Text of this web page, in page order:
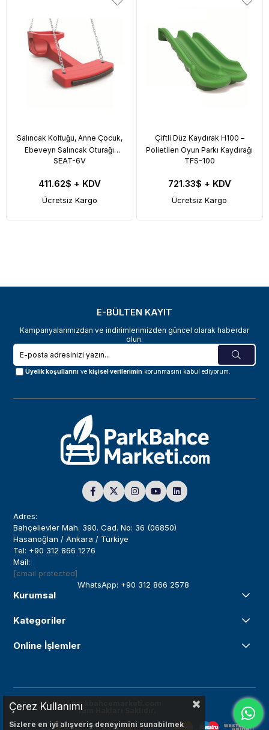
Salıncak Koltuğu, Anne Çocuk,
Ebeveyn Salıncak Oturağı
Zincirli
SEAT-6V
411.62$ + KDV
Ücretsiz Kargo
Çiftli Düz Kaydırak H100 –
Polietilen Oyun Parkı Kaydırağı
TFS-100
721.33$ + KDV
Ücretsiz Kargo
E-BÜLTEN KAYIT
Kampanyalarımızdan ve indirimlerimizden güncel olarak haberdar
olun.
Üyelik koşullarını vekişisel verilerimin korunmasını kabul ediyorum.
Adres:
Bahçelievler Mah. 390. Cad. No: 36 (06850)
Hasanoğlan / Ankara / Türkiye
Tel: +90 312 866 1276
Mail:
[email protected]
WhatsApp: +90 312 866 2578
Kurumsal
Kategoriler
Online İşlemler
© 2024parkbahcemarketi.com
Tüm Hakları Saklıdır.
Çerez Kullanımı
Sizlere en iyi alışveriş deneyimini sunabilmek